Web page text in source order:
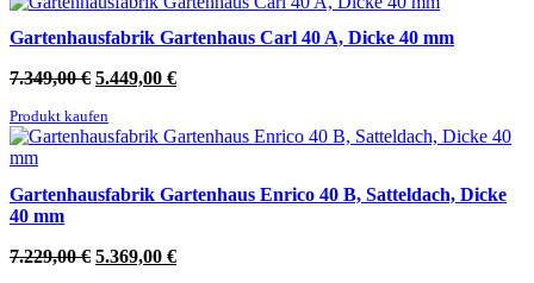
Gartenhausfabrik Gartenhaus Carl 40 A, Dicke 40 mm
7.349,00€ Ursprünglicher
war:
7.349,00 €
5.449,00 €Aktueller
5.449,00 €.
Produkt kaufen
Gartenhausfabrik Gartenhaus Enrico 40 B, Satteldach, Dicke
40 mm
7.229,00€ Ursprünglicher
5.369,00 €Aktueller